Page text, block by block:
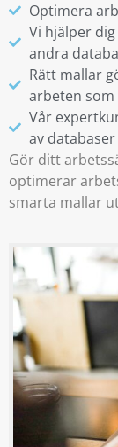
Optimera
Vi hjälper
andra
Rätt mallar
arbeten som
Vår
av databaser
Gör ditt
optimerar
smarta mallar